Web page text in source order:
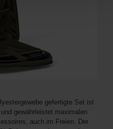
gefertigte Set ist
gewährleistet maximalen
auch im Freien. Der